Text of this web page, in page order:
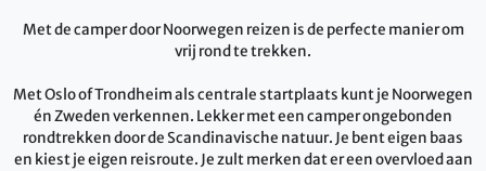
Met de camper door Noorwegen reizen is de perfecte manier om
vrij rond te trekken.
Met Oslo of Trondheim als centrale startplaats kunt je Noorwegen
én Zweden verkennen. Lekker met een camper ongebonden
rondtrekken door de Scandinavische natuur. Je bent eigen baas
en kiest je eigen reisroute. Je zult merken dat er een overvloed aan